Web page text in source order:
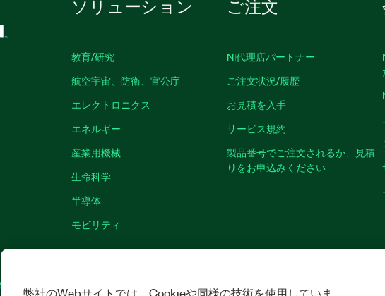
ソリューション
教育/研究
航空宇宙、防衛、官公庁
エレクトロニクス
エネルギー
産業用機械
生命科学
半導体
モビリティ
ご注文
NI代理店パートナー
ご注文状況/履歴
お見積を入手
サービス規約
製品番号でご注文されるか、見積
りをお申込みください
|IMPRINT クッキーを管理する ©NATIONAL INSTRUMENTS CORP.
弊社のWebサイトでは、Cookieや同様の技術を使用していま